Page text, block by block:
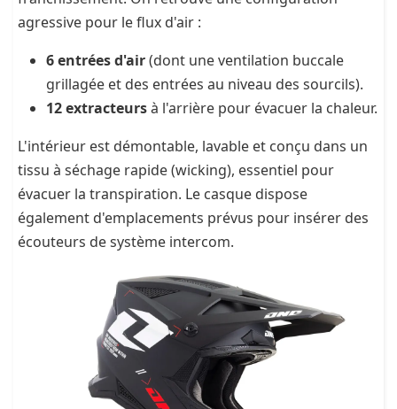
agressive pour le flux d'air :
6 entrées d'air(dont une ventilation buccale
grillagée et des entrées au niveau des sourcils).
12 extracteursà l'arrière pour évacuer la chaleur.
L'intérieur est démontable, lavable et conçu dans un
tissu à séchage rapide (wicking), essentiel pour
évacuer la transpiration. Le casque dispose
également d'emplacements prévus pour insérer des
écouteurs de système intercom.